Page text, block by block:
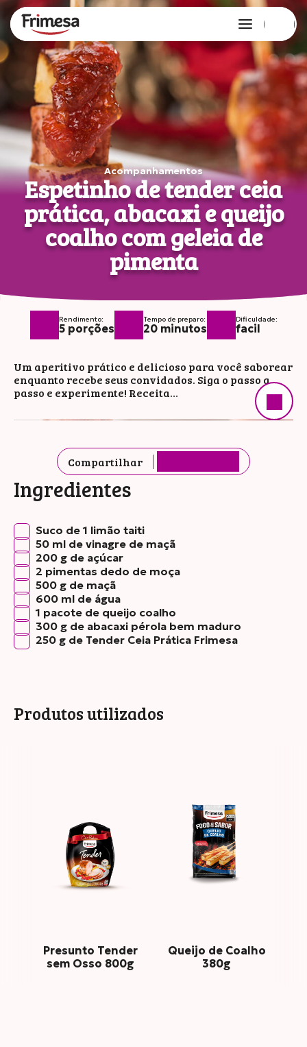
Acompanhamentos
Espetinho de tender ceia
prática, abacaxi e queijo
coalho com geleia de
pimenta
Rendimento:
5 porções
Tempo de preparo:
20 minutos
Dificuldade:
facil
Um aperitivo prático e delicioso para você saborear
enquanto recebe seus convidados. Siga o passo a
passo e experimente! Receita…
Ingredientes
Suco de 1 limão taiti
50 ml de vinagre de maçã
200 g de açúcar
2 pimentas dedo de moça
500 g de maçã
600 ml de água
1 pacote de queijo coalho
300 g de abacaxi pérola bem maduro
250 g de Tender Ceia Prática Frimesa
Produtos utilizados
Presunto Tender
sem Osso 800g
Queijo de Coalho
380g
Compartilhar
Copiar link
Compartilhar
no Whatsapp
Edição 127 no ar!